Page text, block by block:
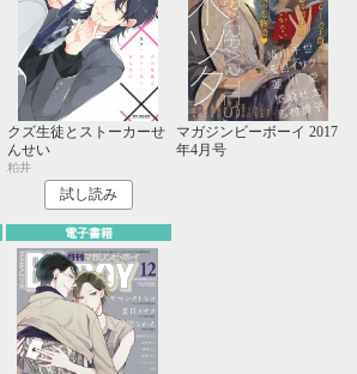
クズ生徒とストーカーせ
んせい
粕井
試し読み
マガジンビーボーイ 2017
年4月号
電子書籍